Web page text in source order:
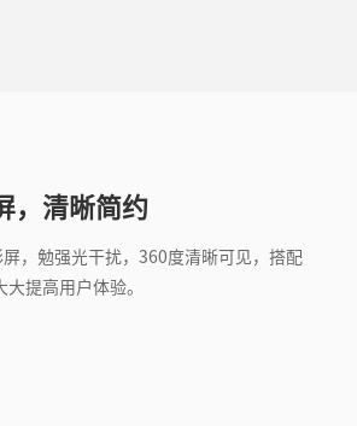
，清晰简约
，勉强光干扰，360度清晰可见，搭配
提高用户体验。